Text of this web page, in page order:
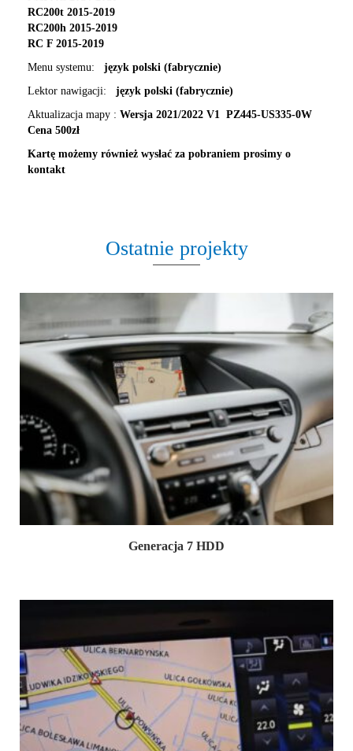
RC200t 2015-2019
RC200h 2015-2019
RC F 2015-2019
Menu systemu:
język polski (fabrycznie)
Lektor nawigacji:
język polski (fabrycznie)
Aktualizacja mapy : Wersja 2021/2022 V1 PZ445-US335-0W
Cena 500zł
Kartę możemy również wysłać za pobraniem prosimy o
kontakt
Ostatnie projekty
Generacja 7 HDD